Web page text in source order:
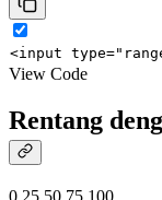
<input type=
View Code
Rentang
0 25 50 75 100